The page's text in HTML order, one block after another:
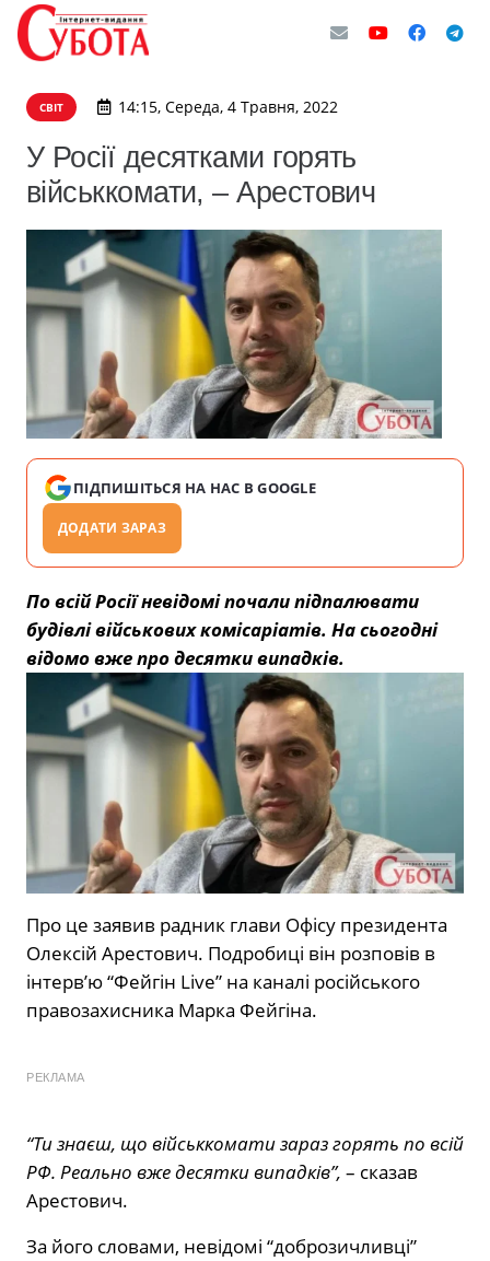
СВІТ 14:15, Середа, 4 Травня, 2022
У Росії десятками горять
військкомати, – Арестович
ПІДПИШІТЬСЯ НА НАС В GOOGLE
ДОДАТИ ЗАРАЗ
По всій Росії невідомі почали підпалювати
будівлі військових комісаріатів. На сьогодні
відомо вже про десятки випадків.
Про це заявив радник глави Офісу президента
Олексій Арестович. Подробиці він розповів в
інтерв’ю “Фейгін Live” на каналі російського
правозахисника Марка Фейгіна.
РЕКЛАМА
“Ти знаєш, що військкомати зараз горять по всій
РФ. Реально вже десятки випадків”, – сказав
Арестович.
За його словами, невідомі “доброзичливці”